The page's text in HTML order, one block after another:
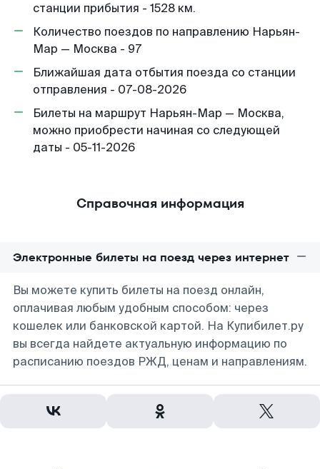
станции прибытия - 1528 км.
Количество поездов по направлению Нарьян-
Мар — Москва - 97
Ближайшая дата отбытия поезда со станции
отправления - 07-08-2026
Билеты на маршрут Нарьян-Мар — Москва,
можно приобрести начиная со следующей
даты - 05-11-2026
Справочная информация
Электронные билеты на поезд через интернет
Вы можете купить билеты на поезд онлайн,
оплачивая любым удобным способом: через
кошелек или банковской картой. На Купибилет.ру
вы всегда найдете актуальную информацию по
расписанию поездов РЖД, ценам и направлениям.